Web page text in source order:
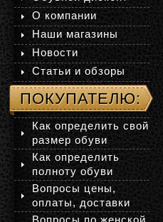
О компании
Наши магазины
Новости
Статьи и обзоры
ПОКУПАТЕЛЮ:
Как определить свой
размер обуви
Как определить
полноту обуви
Вопросы цены,
оплаты, доставки
Вопросы по женской